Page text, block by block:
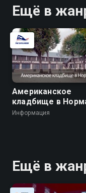
Ещё в
Американское
кладбище в
Информация
Ещё в